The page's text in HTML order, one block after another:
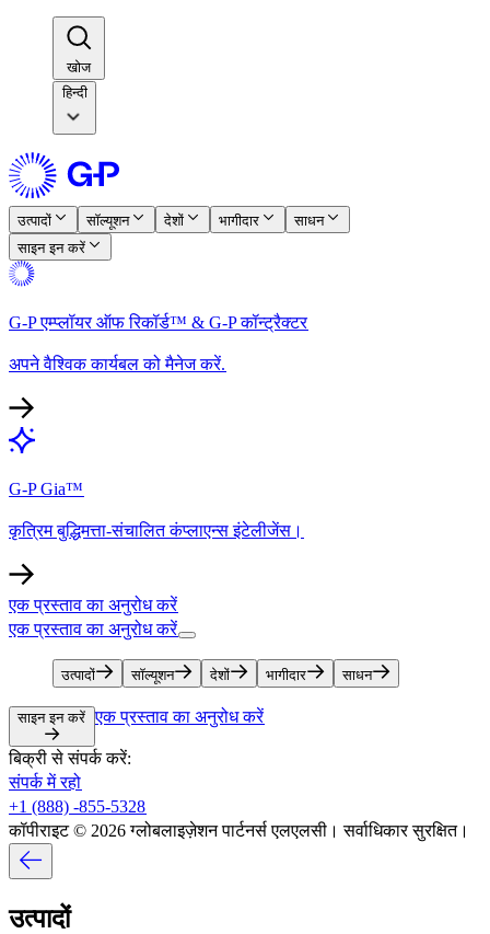
खोज​​
हिन्दी
उत्पादों​​ सॉल्यूशन​​ देशों​​ भागीदार​​
साधन​​
साइन इन करें​​
G-P एम्प्लॉयर ऑफ रिकॉर्ड™ & G-P कॉन्ट्रैक्टर​​
अपने वैश्विक कार्यबल को मैनेज करें.​​
G-P Gia™​​
कृत्रिम बुद्धिमत्ता-संचालित कंप्लाएन्स इंटेलीजेंस।​​
एक प्रस्ताव का अनुरोध करें​​
एक प्रस्ताव का अनुरोध करें​​
उत्पादों​​ सॉल्यूशन​​ देशों​​ भागीदार​​ साधन​​
साइन इन करें​​ एक प्रस्ताव का अनुरोध करें​​
बिक्री से संपर्क करें:​​
संपर्क में रहो​​
+1 (888) -855-5328​​
कॉपीराइट © 2026 ग्लोबलाइज़ेशन पार्टनर्स एलएलसी। सर्वाधिकार सुरक्षित।​​
उत्पादों​​